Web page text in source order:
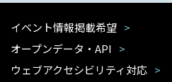
イベント情報掲載希望
オープンデータ・API
ウェブアクセシビリティ対応